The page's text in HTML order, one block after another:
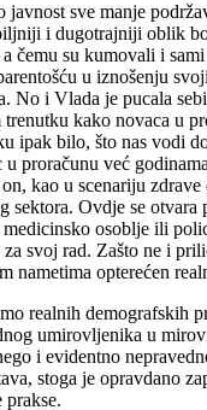
javnost sve manje
i dugotrajniji oblik
čemu su kumovali i
u iznošenju
No i Vlada je pucala
kako novaca u
ipak bilo, što nas vodi
proračunu već
kao u scenariju
sektora. Ovdje se otvara
osoblje ili
za svoj rad. Zašto ne i
nametima opterećen
realnih demografskih
umirovljenika u
i evidentno
stoga je opravdano
prakse.